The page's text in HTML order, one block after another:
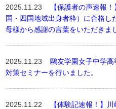
2025.11.23
【保護者の声速報
国・四国地域出身者枠）に合格し
母様から感謝の言葉をいただきま
2025.11.23鷗友学園女子中学
対策セミナーを行いました。
2025.11.22
【体験記速報！】